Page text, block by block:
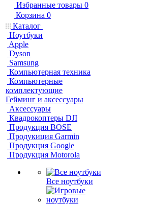
Избранные товары 0
Корзина 0
Каталог
Ноутбуки
Apple
Dyson
Samsung
Компьютерная техника
Компьютерные
комплектующие
Гейминг и аксессуары
Аксессуары
Квадрокоптеры DJI
Продукция BOSE
Продукиция Garmin
Продукция Google
Продукция Motorola
Все ноутбуки